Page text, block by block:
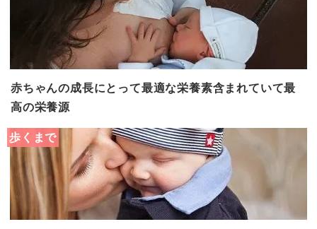
赤ちゃんの成長にとって最適な栄養素含まれていて最
高の栄養源
歩くまで